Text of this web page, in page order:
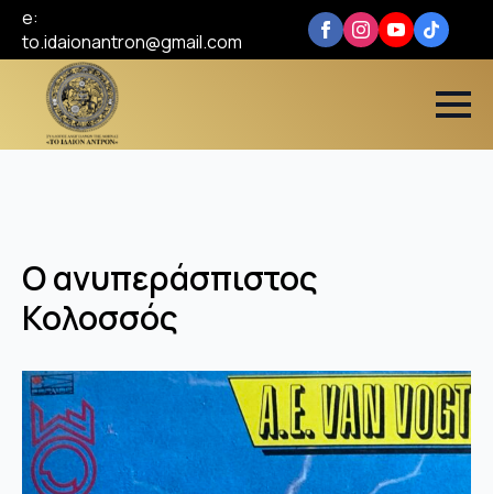
e:
to.idaionantron@gmail.com
Ο ανυπεράσπιστος
Κολοσσός